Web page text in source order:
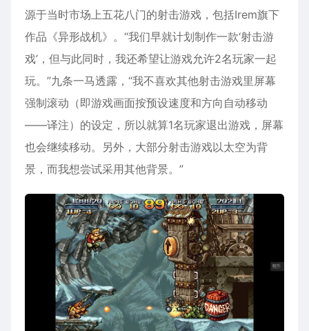
源于当时市场上五花八门的射击游戏，包括Irem旗下
作品《异形战机》。“我们早就计划制作一款‘射击游
戏’，但与此同时，我还希望让游戏允许2名玩家一起
玩。”九条一马透露，“我不喜欢其他射击游戏里屏幕
强制滚动（即游戏画面按预设速度和方向自动移动
——译注）的设定，所以就算1名玩家退出游戏，屏幕
也会继续移动。另外，大部分射击游戏以太空为背
景，而我想尝试采用其他背景。”